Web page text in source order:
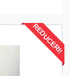
REDUCERI!